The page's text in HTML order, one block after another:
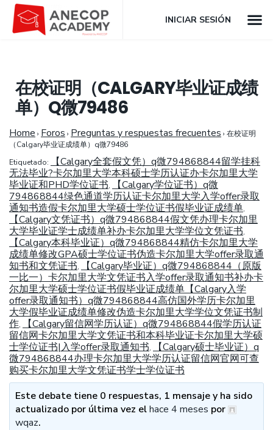
INICIAR SESIÓN
在校证明（CALGARY毕业证成绩
单）Q微79486
Home › Foros › Preguntas y respuestas frecuentes › 在校证明
（Calgary毕业证成绩单）q微79486
Etiquetado:
【Calgary全套假文凭）q微794868844留学挂科
无法毕业?卡尔加里大学本科硕士学历认证办卡尔加里大学
毕业证和PHD学位证书,
【Calgary学位证书）q微
794868844绿色通道学历认证卡尔加里大学入学offer录取
通知书造假卡尔加里大学硕士学位证书假毕业证成绩单,
【Calgary文凭证书）q微794868844假文凭办理卡尔加里
大学毕业证学士成绩单补办卡尔加里大学学位文凭证书,
【Calgary本科毕业证）q微794868844精仿卡尔加里大学
成绩单修改GPA硕士学位证书伪造卡尔加里大学offer录取通
知书和文凭证书,
【Calgary毕业证）q微794868844（原版
一比一）卡尔加里大学文凭证书入学offer录取通知书补办卡
尔加里大学硕士学位证书假毕业证成绩单【Calgary入学
offer录取通知书）q微794868844高仿国外学历卡尔加里
大学假毕业证成绩单修改伪造卡尔加里大学学位文凭证书制
作,
【Calgary留信网学历认证）q微794868844假学历认证
留信网卡尔加里大学文凭证书和本科毕业证卡尔加里大学硕
士学位证书|入学offer录取通知书,
【Calgary硕士毕业证）q
微794868844办理卡尔加里大学学历认证留信网官网可查
购买卡尔加里大学文凭证书学士学位证书
Este debate tiene 0 respuestas, 1 mensaje y ha sido
actualizado por última vez elhace 4 meses por
wqaz.